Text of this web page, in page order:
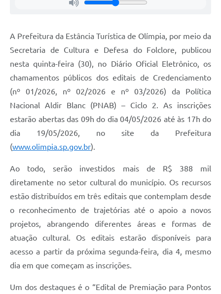
A Prefeitura da Estância Turística de Olímpia, por meio da
Secretaria de Cultura e Defesa do Folclore, publicou
nesta quinta-feira (30), no Diário Oficial Eletrônico, os
chamamentos públicos dos editais de Credenciamento
(nº 01/2026, nº 02/2026 e nº 03/2026) da Política
Nacional Aldir Blanc (PNAB) – Ciclo 2. As inscrições
estarão abertas das 09h do dia 04/05/2026 até às 17h do
dia 19/05/2026, no site da Prefeitura
(www.olimpia.sp.gov.br).
Ao todo, serão investidos mais de R$ 388 mil
diretamente no setor cultural do município. Os recursos
estão distribuídos em três editais que contemplam desde
o reconhecimento de trajetórias até o apoio a novos
projetos, abrangendo diferentes áreas e formas de
atuação cultural. Os editais estarão disponíveis para
acesso a partir da próxima segunda-feira, dia 4, mesmo
dia em que começam as inscrições.
Um dos destaques é o “Edital de Premiação para Pontos